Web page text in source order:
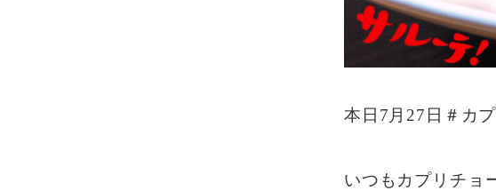
本日7月27日＃カ
いつもカプリチョ